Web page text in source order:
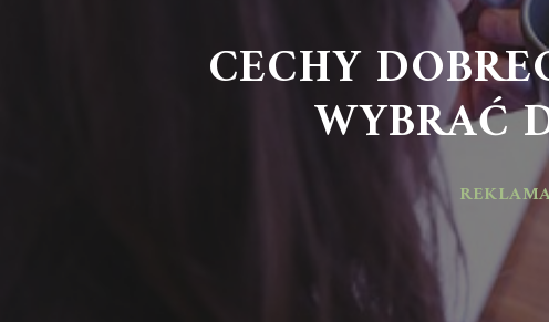
CECHY
WYBRAĆ
REKLAMA